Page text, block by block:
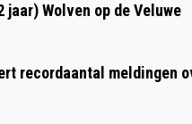
jaar) Wolven op de Veluwe
recordaantal meldingen